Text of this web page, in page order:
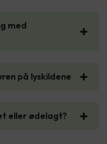
med
på lyskildene
eller ødelagt?